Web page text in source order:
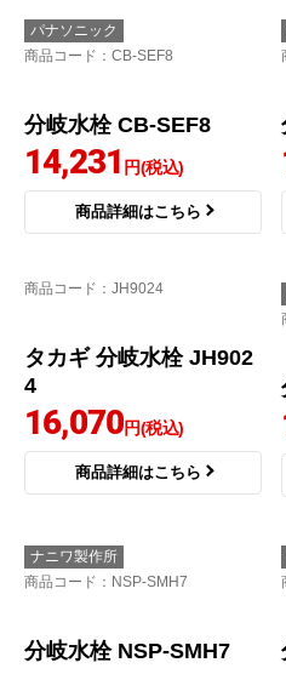
卓上食洗機用分岐金具
13,731円(税込)
パナソニック
商品コード：CB-SKH6
分岐水栓 CB-SKH6
商品詳細はこちら
パナソニック